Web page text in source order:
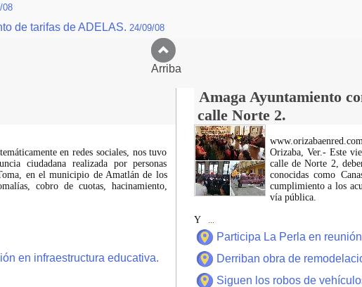
08
de tarifas de ADELAS. 24/09/08
Arriba
Amaga Ayuntamiento
calle Norte 2.
en redes sociales, nos tuvo
ciudadana realizada por personas
en el municipio de Amatlán de los
cobro de cuotas, hacinamiento,
en infraestructura educativa.
Orizaba, Ver.- Este
calle de Norte 2,
conocidas como
cumplimiento a los
vía pública.
Y
Participa La Perla en
Derriban obra de
Siguen los robos de